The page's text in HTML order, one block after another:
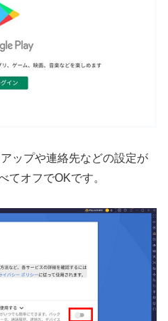
ップや連絡先などの設定が
てオフでOKです。